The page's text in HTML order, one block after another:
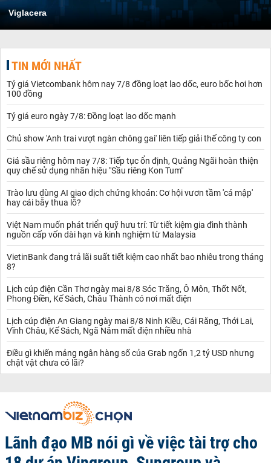
Viglacera
TIN MỚI NHẤT
Tỷ giá Vietcombank hôm nay 7/8 đồng loạt lao dốc, euro bốc hơi hơn
100 đồng
Tỷ giá euro ngày 7/8: Đồng loạt lao dốc mạnh
Chủ show 'Anh trai vượt ngàn chông gai' liên tiếp giải thế công ty con
Giá sầu riêng hôm nay 7/8: Tiếp tục ổn định, Quảng Ngãi hoàn thiện
quy chế sử dụng nhãn hiệu "Sầu riêng Kon Tum"
Trào lưu dùng AI giao dịch chứng khoán: Cơ hội vươn tầm 'cá mập'
hay cái bẫy thua lỗ?
Việt Nam muốn phát triển quỹ hưu trí: Từ tiết kiệm gia đình thành
nguồn cấp vốn dài hạn và kinh nghiệm từ Malaysia
VietinBank đang trả lãi suất tiết kiệm cao nhất bao nhiêu trong tháng
8?
Lịch cúp điện Cần Thơ ngày mai 8/8 Sóc Trăng, Ô Môn, Thốt Nốt,
Phong Điền, Kế Sách, Châu Thành có nơi mất điện
Lịch cúp điện An Giang ngày mai 8/8 Ninh Kiều, Cái Răng, Thới Lai,
Vĩnh Châu, Kế Sách, Ngã Năm mất điện nhiều nhà
Điều gì khiến mảng ngân hàng số của Grab ngốn 1,2 tỷ USD nhưng
chật vật chưa có lãi?
Lãnh đạo MB nói gì về việc tài trợ cho